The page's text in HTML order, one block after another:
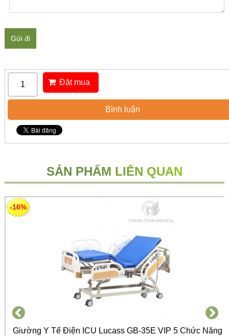
Gửi đi
Đặt mua
Bình luận
SẢN PHẨM LIÊN QUAN
Giường Y Tế Điện ICU Lucass GB-35E VIP 5 Chức Năng
-16%